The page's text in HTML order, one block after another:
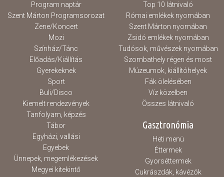
Program naptár
Szent Márton Programsorozat
Zene/Koncert
Mozi
Színház/Tánc
Előadás/Kiállítás
Gyerekeknek
Sport
Buli/Disco
Kiemelt rendezvények
Tanfolyam, képzés
Tábor
Egyházi, vallási
Egyebek
Ünnepek, megemlékezések
Megyei kitekintő
Top 10 látnivaló
Római emlékek nyomában
Szent Márton nyomában
Zsidó emlékek nyomában
Tudósok, művészek nyomában
Szombathely régen és most
Múzeumok, kiállítóhelyek
Fák ölelésében
Víz közelben
Összes látnivaló
Gasztronómia
Heti menü
Éttermek
Gyorséttermek
Cukrászdák, kávézók